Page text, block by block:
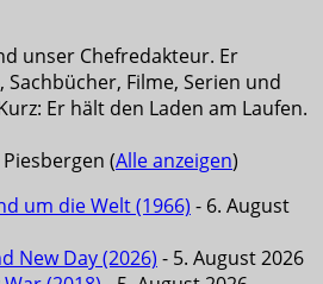
unser Chefredakteur. Er
Filme, Serien und
Er hält den Laden am Laufen.
(Alle anzeigen)
um die Welt (1966) - 6. August
New Day (2026) - 5. August 2026